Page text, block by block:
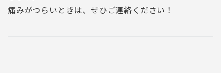
痛みがつらいときは、ぜひご連絡ください！